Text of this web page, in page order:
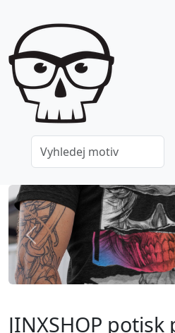
Previous
JINXSHOP